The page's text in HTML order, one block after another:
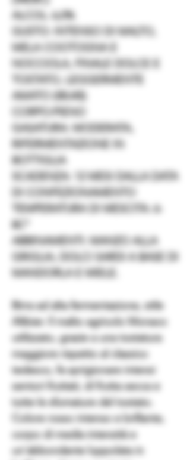
ALCOL: 6,0%
GUSTO: INTENSO DI MALTO,
MELA COOTOGNA E
NOCCIOLA, FINALE DOLCE E
TOSTATO, LEGGERMENTE
AMATO (IBU45)
CORPO:PIENO
GASATURA: MODERATA,
RIFERMENTAZIONE IN
BOTTIGLIA
SCADENZA: 12 MESI DALLA DATA
DI CONFEZIONAMENTO
TEMPERATURA DI MESCITA: 6-
8C°
ABBINAMENTI: MANZO ALLA
GRIGLIA, DOLCI SARDI A BASE DI
MANDORLA E MIELE.
Birra ad alta fermentazione, stile
Altbier. Il malto agricolo Monaco
utilizzato, grazie a una tostatura
maggiore rispetto al classico
tedesco, fa sprigionare intensi
sentori fruttati, di frutta secca e
tutte le sfumature del tostato.
Colore rosso intenso e brillante,
corpo di media intensità e
un'abbondante luppolata in